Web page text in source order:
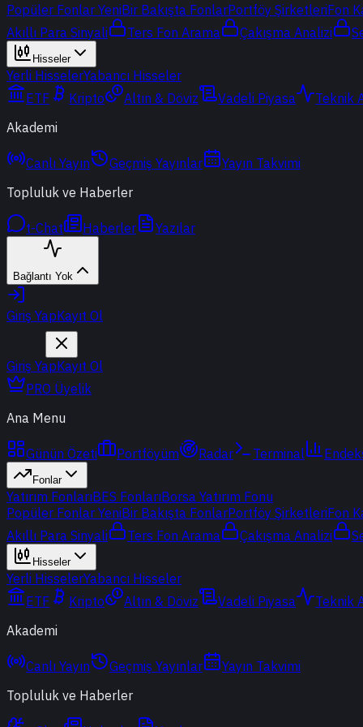
Popüler Fonlar YeniBir Bakışta FonlarPortföy ŞirketleriFon
Akıllı Para Sinyali
Ters Fon Arama Çakışma Analizi
Hisseler
Yerli HisselerYabancı Hisseler
ETF
Kripto Altın & Döviz Vadeli Piyasa
Teknik
Akademi
Canlı Yayın Geçmiş Yayınlar
Yayın Takvimi
Topluluk ve Haberler
t-Chat Haberler Yazılar
Bağlantı Yok
Giriş YapKayıt Ol
Giriş YapKayıt Ol
PRO Üyelik
Ana Menu
Günün Özeti Portföyüm Radar Terminal
Fonlar
Yatırım FonlarıBES FonlarıBorsa Yatırım Fonu
Popüler Fonlar YeniBir Bakışta FonlarPortföy ŞirketleriFon
Akıllı Para Sinyali
Ters Fon Arama Çakışma Analizi
Hisseler
Yerli HisselerYabancı Hisseler
ETF
Kripto Altın & Döviz Vadeli Piyasa
Teknik
Akademi
Canlı Yayın Geçmiş Yayınlar
Yayın Takvimi
Topluluk ve Haberler